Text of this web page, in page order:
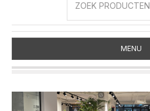
MENU